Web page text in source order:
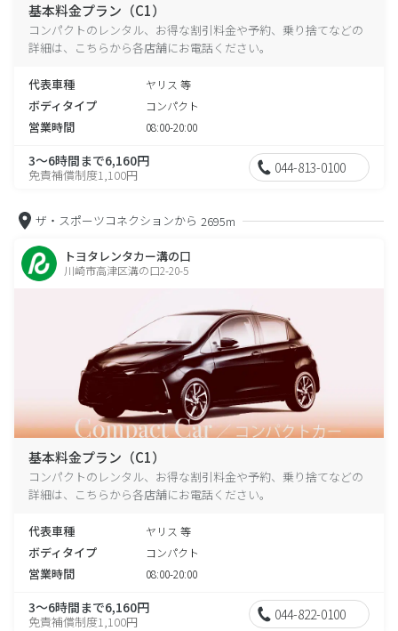
基本料金プラン（C1）
コンパクトのレンタル、お得な割引料金や予約、乗り捨てなどの
詳細は、こちらから各店舗にお電話ください。
代表車種 ヤリス 等
ボディタイプ コンパクト
営業時間 08:00-20:00
3～6時間まで6,160円
免責補償制度1,100円 044-813-0100
ザ・スポーツコネクションから 2695m
トヨタレンタカー溝の口
川崎市高津区溝の口2-20-5
基本料金プラン（C1）
コンパクトのレンタル、お得な割引料金や予約、乗り捨てなどの
詳細は、こちらから各店舗にお電話ください。
代表車種 ヤリス 等
ボディタイプ コンパクト
営業時間 08:00-20:00
3～6時間まで6,160円
免責補償制度1,100円 044-822-0100